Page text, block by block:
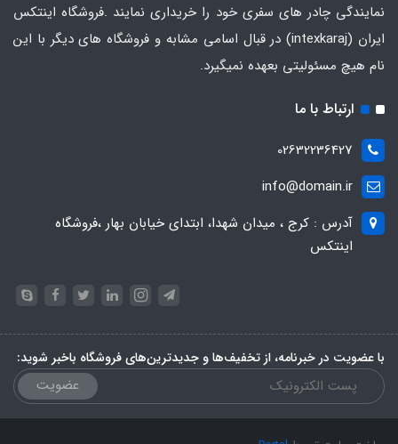
نمایندگی چادر های سفری خود را خریداری نمایند .فروشگاه اینتکس
ایران
(intexkaraj) در قبال اسامی مشابه و فروشگاه های دیگر با این
نام هیچ مسئولیتی بعهده نمیگیرد.
ارتباط با ما
02632236427
info@domain.ir
آدرس : کرج ، میدان شهدا، ابتدای خیابان بهار ،فروشگاه
اینتکس
با عضویت در خبرنامه، از تخفیف‌ها و جدیدترین‌های فروشگاه باخبر شوید:
عضویت